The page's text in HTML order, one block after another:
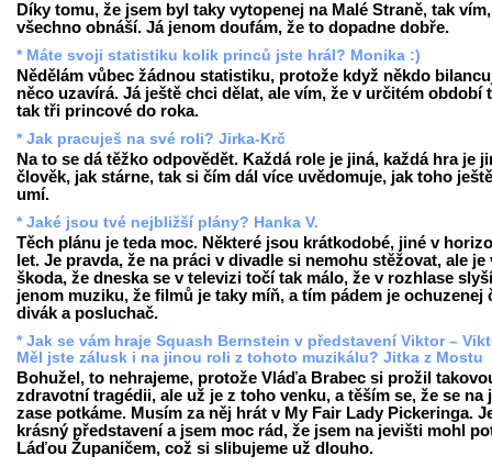
Díky tomu, že jsem byl taky vytopenej na Malé Straně, tak
všechno obnáší. Já jenom doufám, že to dopadne dobře.
* Máte svoji statistiku kolik princů jste hrál? Monika :)
Nědělám vůbec žádnou statistiku, protože když někdo
něco uzavírá. Já ještě chci dělat, ale vím, že v určitém období
tak tři princové do roka.
* Jak pracuješ na své roli? Jirka-Krč
Na to se dá těžko odpovědět. Každá role je jiná, každá hra je
člověk, jak stárne, tak si čím dál více uvědomuje, jak toho
umí.
* Jaké jsou tvé nejbližší plány? Hanka V.
Těch plánu je teda moc. Některé jsou krátkodobé, jiné v
let. Je pravda, že na práci v divadle si nemohu stěžovat, ale je
škoda, že dneska se v televizi točí tak málo, že v rozhlase
jenom muziku, že filmů je taky míň, a tím pádem je ochuzenej
divák a posluchač.
* Jak se vám hraje Squash Bernstein v představení Viktor –
Měl jste zálusk i na jinou roli z tohoto muzikálu? Jitka z Mostu
Bohužel, to nehrajeme, protože Vláďa Brabec si prožil
zdravotní tragédii, ale už je z toho venku, a těším se, že se na
zase potkáme. Musím za něj hrát v My Fair Lady Pickeringa.
krásný představení a jsem moc rád, že jsem na jevišti mohl
Láďou Županičem, což si slibujeme už dlouho.